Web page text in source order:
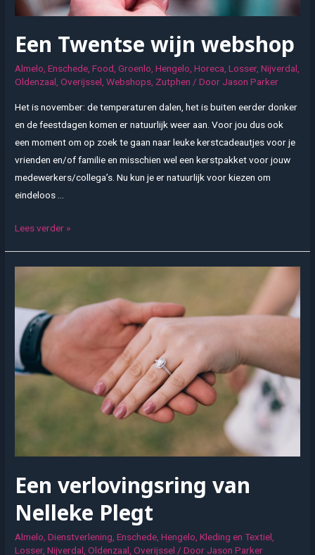
Een Twentse wijn webshop
Almelo ,Enschede ,Food ,Groenlo ,Hengelo ,Horeca ,Losser,Nijverdal
Oldenzaal ,Overijssel ,Webshops Zutphen / Door Jason Parker
Het is november: de temperaturen dalen, het is buiten eerder donker
en de feestdagen komen er natuurlijk weer aan. Voor jou dus ook
een moment om op zoek te gaan naar leuke kerstcadeautjes voor je
vrienden en/of familie en misschien wel een kerstpakket voor jouw
medewerkers/collega’s. Nu kun je er natuurlijk voor kiezen om
eindeloos …
Een
Lees verder »
Een verlovingsring van
Nelleke Plegt
Almelo ,Dienstverlening ,Enschede ,Hengelo ,Kleding en Textiel
Losser,Nijverdal ,Oldenzaal ,Overijssel / Door Jason Parker